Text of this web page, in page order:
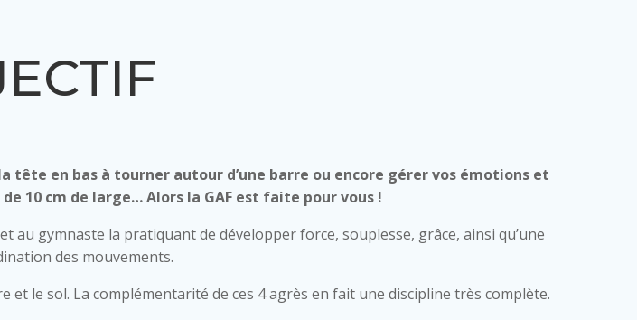
tête en bas à tourner autour d’une barre ou encore gérer vos émotions et
10 cm de large… Alors la GAF est faite pour vous !
au gymnaste la pratiquant de développer force, souplesse, grâce, ainsi qu’une
des mouvements.
le sol. La complémentarité de ces 4 agrès en fait une discipline très complète.